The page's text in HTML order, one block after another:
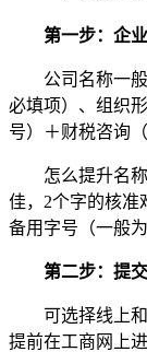
第一步：企
公司名称一般
必填项）、组织
号）＋财税咨询
怎么提升名称
佳，2个字的核准
备用字号（一般
第二步：提
可选择线上和
提前在工商网上